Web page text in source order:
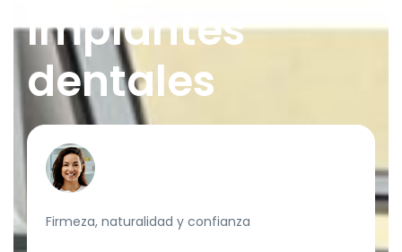
Implantes
dentales
Firmeza, naturalidad y confianza